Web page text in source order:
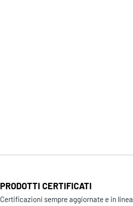
PRODOTTI CERTIFICATI
Certificazioni sempre aggiornate e in linea